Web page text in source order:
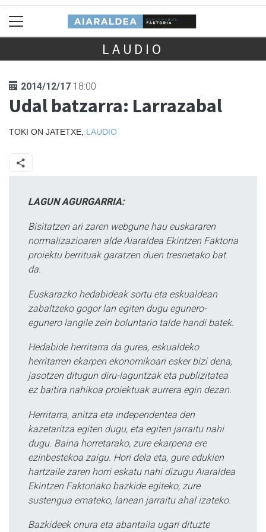
LAUDIO
2014/12/17 18:00
Udal batzarra: Larrazabal
TOKI ON JATETXE, LAUDIO
LAGUN AGURGARRIA:
Bisitatzen ari zaren webgune hau euskararen
normalizazioaren alde Aiaraldea Ekintzen Faktoria
proiektu berrituak garatzen duen tresnetako bat
da.
Euskarazko hedabideak sortu eta eskualdean
zabaltzeko gogor lan egiten dugu egunero-
egunero langile zein boluntario talde handi batek.
Hedabide herritarra da gurea, eskualdeko
herritarren ekarpen ekonomikoari esker bizi dena,
jasotzen ditugun diru-laguntzak eta publizitatea
ez baitira nahikoa proiektuak aurrera egin dezan.
Herritarra, anitza eta independentea den
kazetaritza egiten dugu, eta egiten jarraitu nahi
dugu. Baina horretarako, zure ekarpena ere
ezinbestekoa zaigu. Hori dela eta, gure edukien
hartzaile zaren horri eskatu nahi dizugu Aiaraldea
Ekintzen Faktoriako bazkide egiteko, zure
sustengua emateko, lanean jarraitu ahal izateko.
Bazkideek onura eta abantaila ugari dituzte